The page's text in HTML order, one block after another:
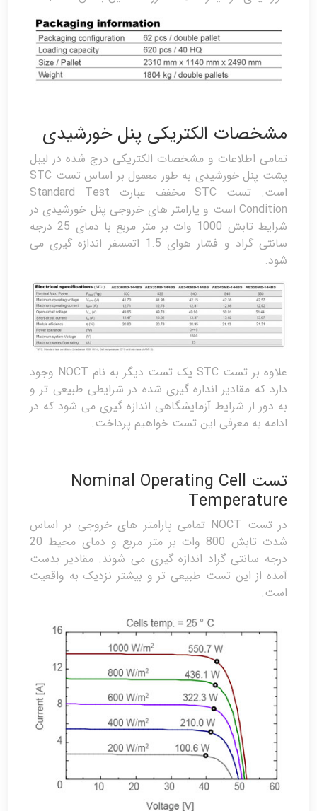
مشخصات الکتریکی پنل خورشیدی
تمامی اطلاعات و مشخصات الکتریکی درج شده در لیبل
پشت پنل خورشیدی به طور معمول بر اساس تست STC
است. تست STC مخفف عبارت Standard Test
Condition است و پارامتر های خروجی پنل خورشیدی در
شرایط تابش 1000 وات بر متر مربع با دمای 25 درجه
سانتی گراد و فشار هوای 1.5 اتمسفر اندازه گیری می
شود.
علاوه بر تست STC یک تست دیگر به نام NOCT وجود
دارد که مقادیر اندازه گیری شده در شرایطی طبیعی تر و
به دور از شرایط آزمایشگاهی اندازه گیری می شود که در
ادامه به معرفی این تست خواهیم پرداخت.
تست Nominal Operating Cell
Temperature
در تست NOCT تمامی پارامتر های خروجی بر اساس
شدت تابش 800 وات بر متر مربع و دمای محیط 20
درجه سانتی گراد اندازه گیری می شوند. مقادیر بدست
آمده از این تست طبیعی تر و بیشتر نزدیک به واقعیت
است.